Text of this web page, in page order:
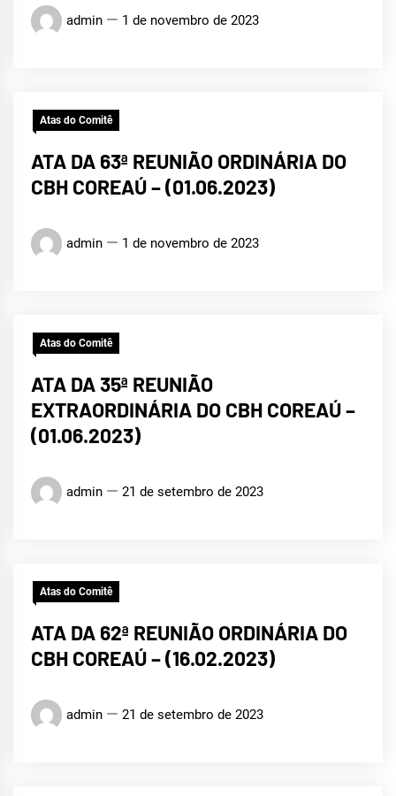
admin 1 de novembro de 2023
Atas do Comitê
ATA DA 63ª REUNIÃO ORDINÁRIA DO
CBH COREAÚ – (01.06.2023)
admin 1 de novembro de 2023
Atas do Comitê
ATA DA 35ª REUNIÃO
EXTRAORDINÁRIA DO CBH COREAÚ –
(01.06.2023)
admin 21 de setembro de 2023
Atas do Comitê
ATA DA 62ª REUNIÃO ORDINÁRIA DO
CBH COREAÚ – (16.02.2023)
admin 21 de setembro de 2023